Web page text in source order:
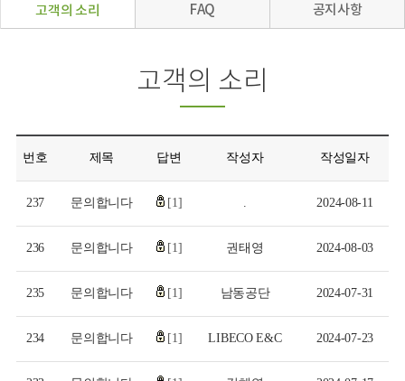
고객의 소리 FAQ 공지사항
고객의 소리
번호 제목 답변 작성자 작성일자
237 문의합니다 [1] . 2024-08-11
236 문의합니다 [1] 권태영 2024-08-03
235 문의합니다 [1] 남동공단 2024-07-31
234 문의합니다 [1] LIBECO E&C 2024-07-23